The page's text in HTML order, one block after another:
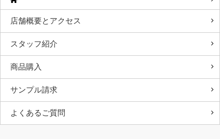
店舗概要とアクセス
スタッフ紹介
商品購入
サンプル請求
よくあるご質問